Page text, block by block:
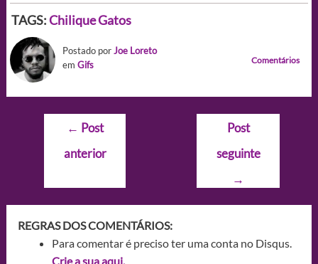
TAGS:ChiliqueGatos
Postado porJoe Loreto
em Gifs Comentários
Navegação
Post
← Post
anterior
Post
seguinte
→
REGRAS DOS COMENTÁRIOS:
Para comentar é preciso ter uma conta no Disqus.
Crie a sua aqui.